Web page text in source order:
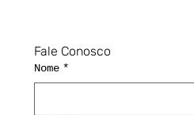
Fale Conosco
Nome *